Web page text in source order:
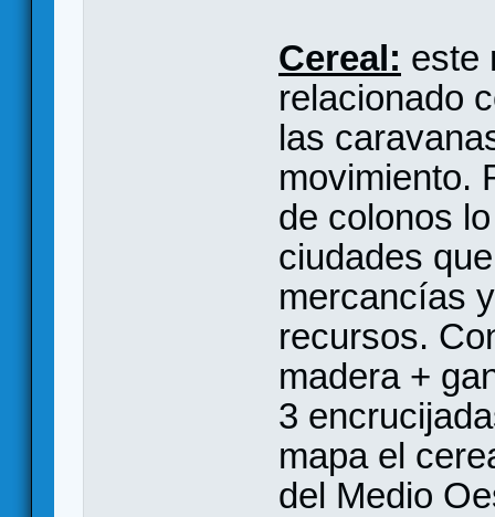
Cereal: este
relacionado
las
movimiento.
de colonos
ciudades
mercancías
recursos.
madera +
3
mapa el
del Medio